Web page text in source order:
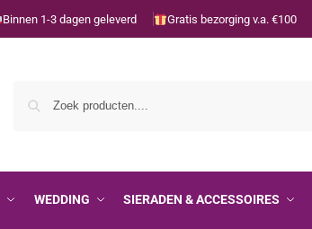
Binnen 1-3 dagen geleverd Gratis bezorging v.a. €100
WEDDING SIERADEN & ACCESSOIRES